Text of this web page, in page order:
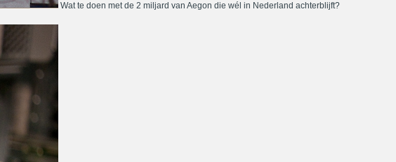
Wat te doen met de 2 miljard van Aegon die wél in Nederland achterblijft?